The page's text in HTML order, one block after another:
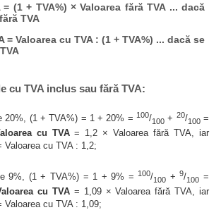
= (1 + TVA%) × Valoarea fără TVA ... dacă
TVA
= Valoarea cu TVA : (1 + TVA%) ... dacă se
cu TVA inclus sau fără TVA:
20%, (1 + TVA%) = 1 + 20% = 100/100+ 20/100=
cu TVA= 1,2 × Valoarea fără TVA, iar
Valoarea cu TVA : 1,2;
9%, (1 + TVA%) = 1 + 9% =100/100 +9/100 =
cu TVA = 1,09 × Valoarea fără TVA, iar
Valoarea cu TVA : 1,09;